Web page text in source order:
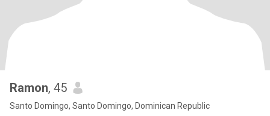
Ramon, 45
Santo Domingo, Santo Domingo, Dominican Republic